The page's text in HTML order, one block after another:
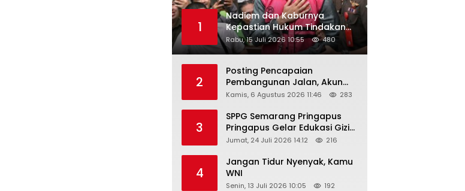
1
Nadiem dan Kaburnya
Kepastian Hukum Tindakan
Pejabat Publik
Rabu, 15 Juli 2026 10:55 480
2
Posting Pencapaian
Pembangunan Jalan, Akun
Facebook Pemerintah
“Dirujak” Warganet
Kamis, 6 Agustus 2026 11:46 283
3
SPPG Semarang Pringapus
Pringapus Gelar Edukasi Gizi
di PAUD Bina Balita Peringati
Jumat, 24 Juli 2026 14:12 216
4
Jangan Tidur Nyenyak, Kamu
WNI
Senin, 13 Juli 2026 10:05 192